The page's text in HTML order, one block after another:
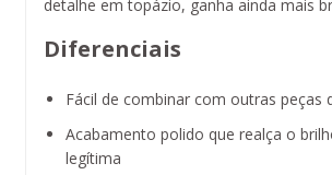
detalhe em topázio, ganha ainda mais
Diferenciais
Fácil de combinar com outras peças
Acabamento polido que realça o
legítima